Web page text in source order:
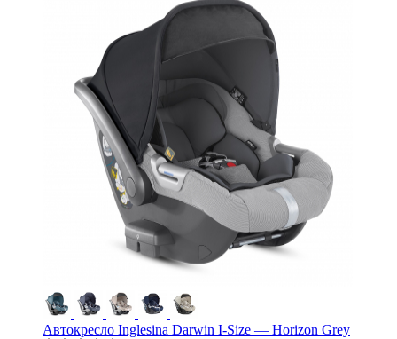
Автокресло Inglesina Darwin I-Size — Horizon Grey